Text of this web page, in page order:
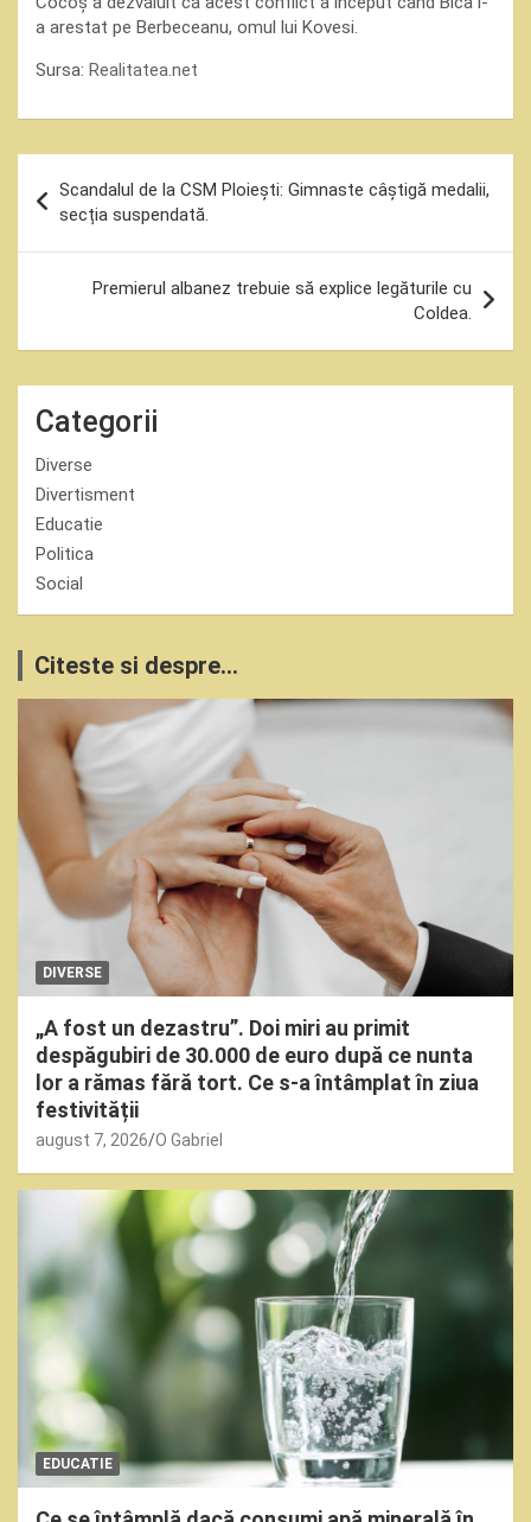
a arestat pe Berbeceanu, omul lui Kovesi.
Sursa: Realitatea.net
în
articole
Scandalul de la CSM Ploiești: Gimnaste câștigă medalii,
secția suspendată.
Premierul albanez trebuie să explice legăturile cu
Coldea.
Categorii
Diverse
Divertisment
Educatie
Politica
Social
Citeste si despre...
DIVERSE
„A fost un dezastru”. Doi miri au primit
despăgubiri de 30.000 de euro după ce nunta
lor a rămas fără tort. Ce s-a întâmplat în ziua
festivității
august 7, 2026 O Gabriel
EDUCATIE